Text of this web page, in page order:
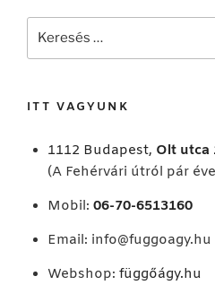
Keresés
ITT VAGYUNK
1112 Budapest, Olt utca
(A Fehérvári útról pár
Mobil: 06-70-6513160
Email: info@fuggoagy.hu
Webshop: függőágy.hu